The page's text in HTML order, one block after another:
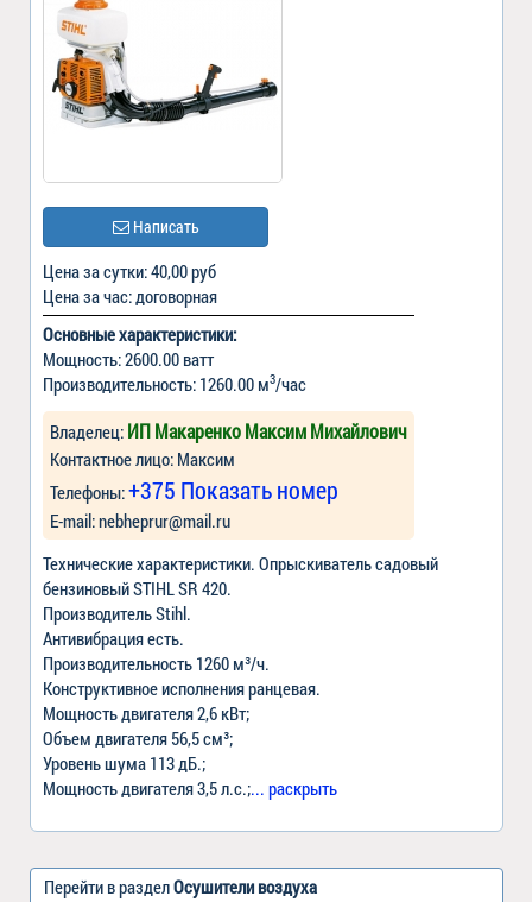
Написать
Цена за сутки: 40,00 руб
Цена за час: договорная
Основные характеристики:
Мощность: 2600.00 ватт
Производительность: 1260.00 м3/час
Владелец: ИП Макаренко Максим Михайлович
Контактное лицо: Максим
Телефоны:+375 Показать номер
Е-mail:nebheprur@mail.ru
Технические характеристики. Опрыскиватель садовый
бензиновый STIHL SR 420.
Производитель Stihl.
Антивибрация есть.
Производительность 1260 м³/ч.
Конструктивное исполнения ранцевая.
Мощность двигателя 2,6 кВт;
Объем двигателя 56,5 см³;
Уровень шума 113 дБ.;
Мощность двигателя 3,5 л.с.;... раскрыть
Перейти в разделОсушители воздуха